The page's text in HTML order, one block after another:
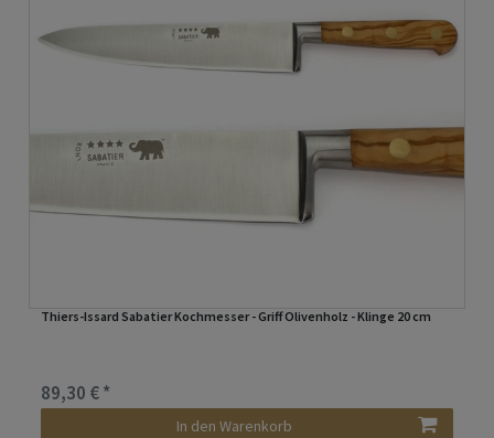
Thiers-Issard Sabatier Kochmesser - Griff Olivenholz - Klinge 20 cm
89,30 € *
In den Warenkorb